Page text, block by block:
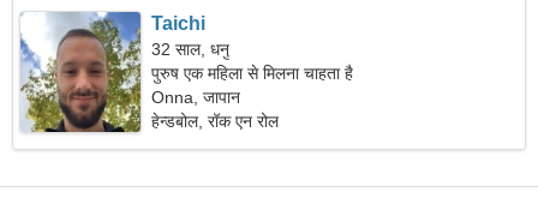
Taichi
32 साल, धनु
पुरुष एक महिला से मिलना चाहता है
Onna, जापान
हेन्डबोल, रॉक एन रोल